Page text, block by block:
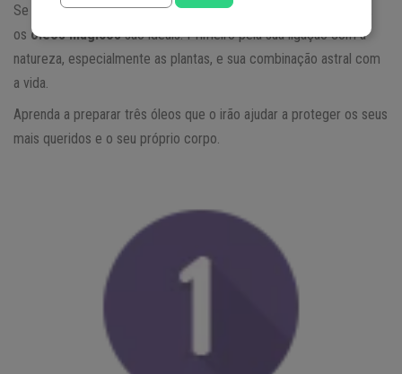
Se o que procura é proteção para o seu corpo e também astral,
os óleos mágicossão ideais. Primeiro pela sua ligação com a
natureza, especialmente as plantas, e sua combinação astral com
a vida.
Aprenda a preparar três óleos que o irão ajudar a proteger os seus
mais queridos e o seu próprio corpo.